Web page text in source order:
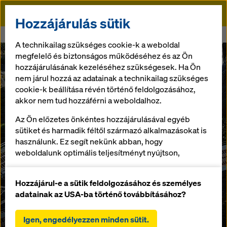
Doka
Szállítás okosan
Hozzájárulás sütik
A technikailag szükséges cookie-k a weboldal
megfelelő és biztonságos működéséhez és az Ön
hozzájárulásának kezeléséhez szükségesek. Ha Ön
nem járul hozzá az adatainak a technikailag szükséges
cookie-k beállítása révén történő feldolgozásához,
akkor nem tud hozzáférni a weboldalhoz.
Az Ön előzetes önkéntes hozzájárulásával egyéb
sütiket és harmadik féltől származó alkalmazásokat is
használunk. Ez segít nekünk abban, hogy
weboldalunk optimális teljesítményt nyújtson,
a weboldalunk funkcionalitásának folyamatos
javítása (funkcionális és statisztikai sütik),
folyamat zökkenőmentes lebonyolításának
Hozzájárul-e a sütik feldolgozásához és személyes
adatainak az USA-ba történő továbbításához?
Igen, engedélyezzen minden sütit.